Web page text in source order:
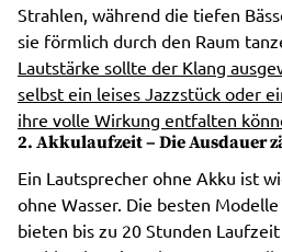
Strahlen, während die tiefen
sie förmlich durch den Raum
Lautstärke sollte der Klang
selbst ein leises Jazzstück oder
ihre volle Wirkung entfalten
2. Akkulaufzeit – Die Ausdauer
Ein Lautsprecher ohne Akku ist
ohne Wasser. Die besten
bieten bis zu 20 Stunden